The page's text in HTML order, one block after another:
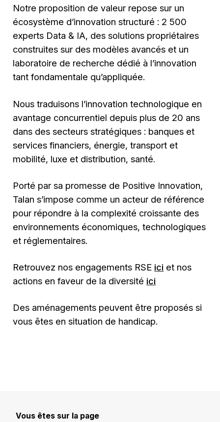
Notre proposition de valeur repose sur un
écosystème d’innovation structuré : 2 500
experts Data & IA, des solutions propriétaires
construites sur des modèles avancés et un
laboratoire de recherche dédié à l’innovation
tant fondamentale qu’appliquée.
Nous traduisons l’innovation technologique en
avantage concurrentiel depuis plus de 20 ans
dans des secteurs stratégiques : banques et
services financiers, énergie, transport et
mobilité, luxe et distribution, santé.
Porté par sa promesse de Positive Innovation,
Talan s’impose comme un acteur de référence
pour répondre à la complexité croissante des
environnements économiques, technologiques
et réglementaires.
Retrouvez nos engagements RSE ici et nos
actions en faveur de la diversité ici
Des aménagements peuvent être proposés si
vous êtes en situation de handicap.
Vous êtes sur la page